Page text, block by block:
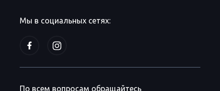
Мы в социальных сетях:
По всем вопросам обращайтесь